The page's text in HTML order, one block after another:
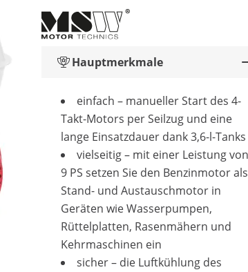
Hauptmerkmale
einfach – manueller Start des 4-
Takt-Motors per Seilzug und eine
lange Einsatzdauer dank 3,6-l-Tanks
vielseitig – mit einer Leistung von
9 PS setzen Sie den Benzinmotor als
Stand- und Austauschmotor in
Geräten wie Wasserpumpen,
Rüttelplatten, Rasenmähern und
Kehrmaschinen ein
sicher – die Luftkühlung des